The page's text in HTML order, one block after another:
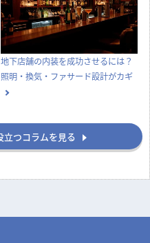
飲食店の内装工事期間はどのくら
い？居抜き・スケルトンの目安と工
期を縮めるコツ